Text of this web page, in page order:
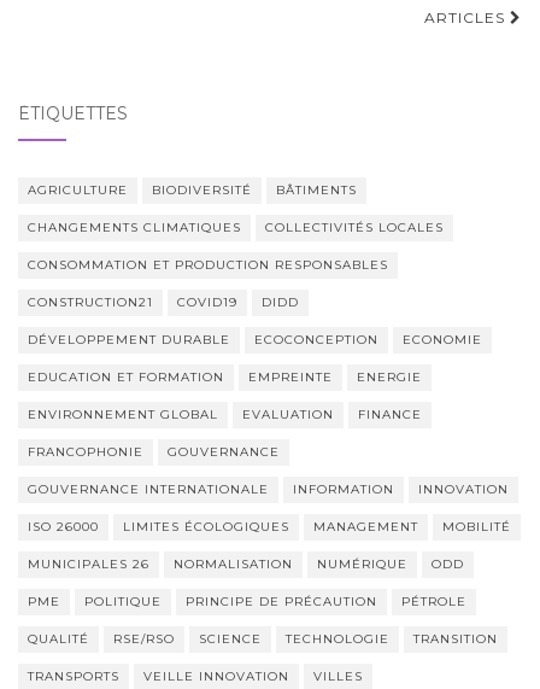
ARTICLES
ÉTIQUETTES
AGRICULTURE BIODIVERSITÉ BÂTIMENTS
CHANGEMENTS CLIMATIQUES COLLECTIVITÉS LOCALES
CONSOMMATION ET PRODUCTION RESPONSABLES
CONSTRUCTION21 COVID19 DIDD
DÉVELOPPEMENT DURABLE ECOCONCEPTION ECONOMIE
EDUCATION ET FORMATION EMPREINTE ENERGIE
ENVIRONNEMENT GLOBAL EVALUATION FINANCE
FRANCOPHONIE GOUVERNANCE
GOUVERNANCE INTERNATIONALE INFORMATION INNOVATION
ISO 26000 LIMITES ÉCOLOGIQUES MANAGEMENT MOBILITÉ
MUNICIPALES 26 NORMALISATION NUMÉRIQUE ODD
PME POLITIQUE PRINCIPE DE PRÉCAUTION PÉTROLE
QUALITÉ RSE/RSO SCIENCE TECHNOLOGIE TRANSITION
TRANSPORTS VEILLE INNOVATION VILLES